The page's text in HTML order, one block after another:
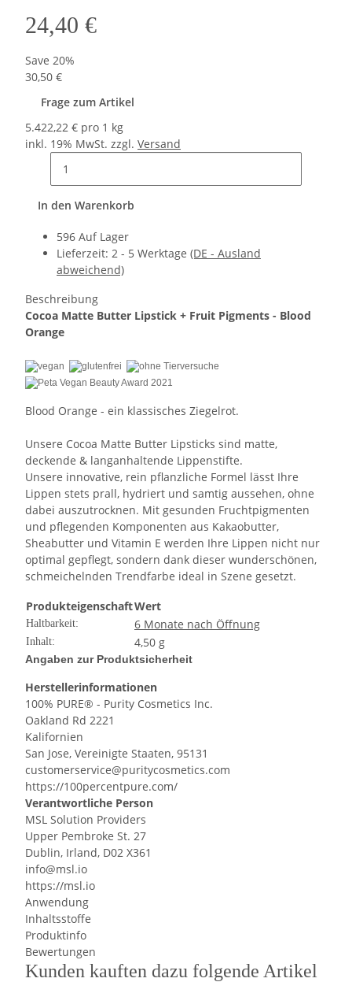
24,40 €
Save 20%
30,50 €
Frage zum Artikel
5.422,22 € pro 1 kg
inkl. 19% MwSt. zzgl. Versand
In den Warenkorb
596 Auf Lager
Lieferzeit: 2 - 5 Werktage (DE - Ausland
abweichend)
Beschreibung
Cocoa Matte Butter Lipstick + Fruit Pigments - Blood
Orange
Blood Orange - ein klassisches Ziegelrot.
Unsere Cocoa Matte Butter Lipsticks sind matte,
deckende & langanhaltende Lippenstifte.
Unsere innovative, rein pflanzliche Formel lässt Ihre
Lippen stets prall, hydriert und samtig aussehen, ohne
dabei auszutrocknen. Mit gesunden Fruchtpigmenten
und pflegenden Komponenten aus Kakaobutter,
Sheabutter und Vitamin E werden Ihre Lippen nicht nur
optimal gepflegt, sondern dank dieser wunderschönen,
schmeichelnden Trendfarbe ideal in Szene gesetzt.
ProdukteigenschaftWert
Haltbarkeit: 6 Monate nach Öffnung
Inhalt: 4,50 g
Angaben zur Produktsicherheit
Herstellerinformationen
100% PURE® - Purity Cosmetics Inc.
Oakland Rd 2221
Kalifornien
San Jose, Vereinigte Staaten, 95131
customerservice@puritycosmetics.com
https://100percentpure.com/
Verantwortliche Person
MSL Solution Providers
Upper Pembroke St. 27
Dublin, Irland, D02 X361
info@msl.io
https://msl.io
Anwendung
Inhaltsstoffe
Produktinfo
Bewertungen
Kunden kauften dazu folgende Artikel